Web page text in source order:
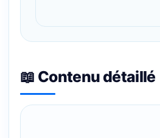
📖 Contenu détaillé